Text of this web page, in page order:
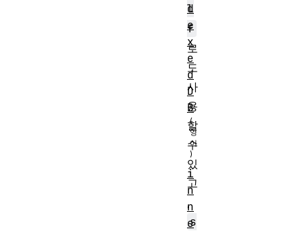
l
f
로
도
사
용
할
수
있
고
,
s
d
e
x
e
d
D
B
i
n
n
e